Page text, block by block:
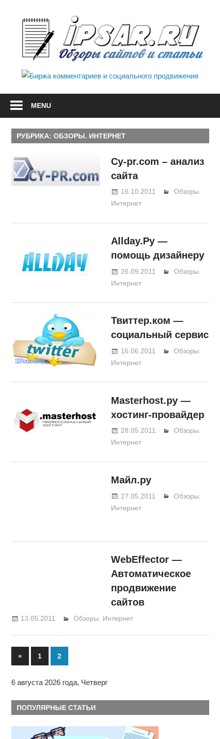
IPsar.ru
статей
обзоров
MENU
РУБРИКА: ОБЗОРЫ. ИНТЕРНЕТ
Сy-pr.сom – анализ
сайта
16.10.2011 BeerOleg
Обзоры.
Интернет
Allday.Ру —
помощь дизайнеру
26.09.2011 BeerOleg
Обзоры.
Интернет
Твиттер.ком —
социальный сервис
16.06.2011 BeerOleg
Обзоры.
Интернет
Masterhost.ру —
хостинг-провайдер
28.05.2011 BeerOleg
Обзоры.
Интернет
Майл.ру
27.05.2011 BeerOleg
Обзоры.
Интернет
WebEffector —
Автоматическое
продвижение
сайтов
13.05.2011 BeerOleg
Обзоры. Интернет
Навигация
по
записям
« Previous
Posts
1 2
6 августа 2026 года, Четверг
ПОПУЛЯРНЫЕ СТАТЬИ